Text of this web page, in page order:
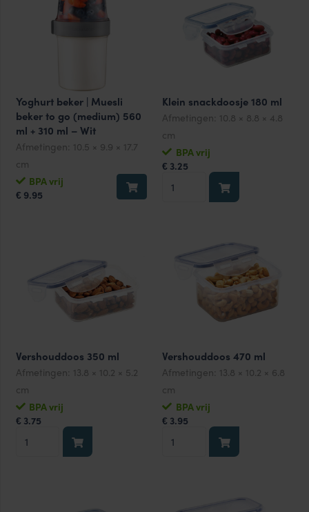
Yoghurt beker | Muesli
beker to go (medium) 560
ml + 310 ml – Wit
Afmetingen:
10.5 × 9.9 × 17.7
cm
BPA vrij
€ 9.95
Klein snackdoosje 180 ml
Afmetingen:
10.8 × 8.8 × 4.8
cm
BPA vrij
€ 3.25
Vershouddoos 350 ml
Afmetingen:
13.8 × 10.2 × 5.2
cm
BPA vrij
€ 3.75
Vershouddoos
350
Vershouddoos 470 ml
Afmetingen:
13.8 × 10.2 × 6.8
cm
BPA vrij
€ 3.95
Vershouddoos
470